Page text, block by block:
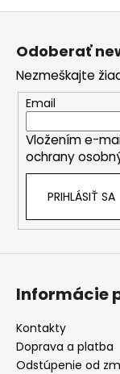
Z
Odoberať
Nezmeškajte
Email
Vložením e-
ochrany
PRIHLÁSIŤ SA
Informácie
Kontakty
Doprava a platba
Odstúpenie od